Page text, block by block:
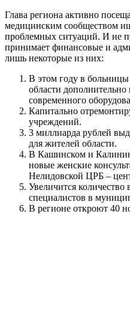
Глава региона активно
медицинским сообществом
проблемных ситуаций. И не
принимает финансовые и
лишь некоторые из них:
В этом году в
области
современного
Капитально
учреждений.
3 миллиарда рублей
для жителей области.
В Кашинском и
новые женские
Нелидовской ЦРБ –
Увеличится количество
специалистов в
В регионе откроют 40